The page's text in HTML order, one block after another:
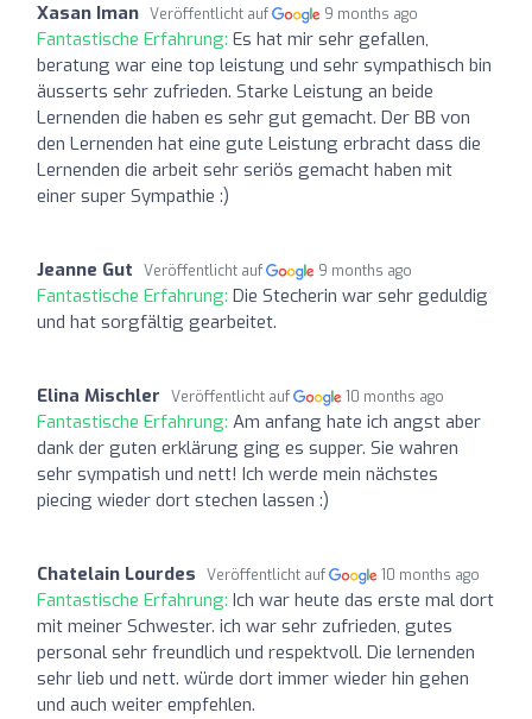
Xasan Iman Veröffentlicht auf 9 months ago
Fantastische Erfahrung: Es hat mir sehr gefallen,
beratung war eine top leistung und sehr sympathisch bin
äusserts sehr zufrieden. Starke Leistung an beide
Lernenden die haben es sehr gut gemacht. Der BB von
den Lernenden hat eine gute Leistung erbracht dass die
Lernenden die arbeit sehr seriös gemacht haben mit
einer super Sympathie :)
Jeanne Gut Veröffentlicht auf 9 months ago
Fantastische Erfahrung: Die Stecherin war sehr geduldig
und hat sorgfältig gearbeitet.
Elina Mischler Veröffentlicht auf 10 months ago
Fantastische Erfahrung: Am anfang hate ich angst aber
dank der guten erklärung ging es supper. Sie wahren
sehr sympatish und nett! Ich werde mein nächstes
piecing wieder dort stechen lassen :)
Chatelain Lourdes Veröffentlicht auf 10 months ago
Fantastische Erfahrung: Ich war heute das erste mal dort
mit meiner Schwester. ich war sehr zufrieden, gutes
personal sehr freundlich und respektvoll. Die lernenden
sehr lieb und nett. würde dort immer wieder hin gehen
und auch weiter empfehlen.